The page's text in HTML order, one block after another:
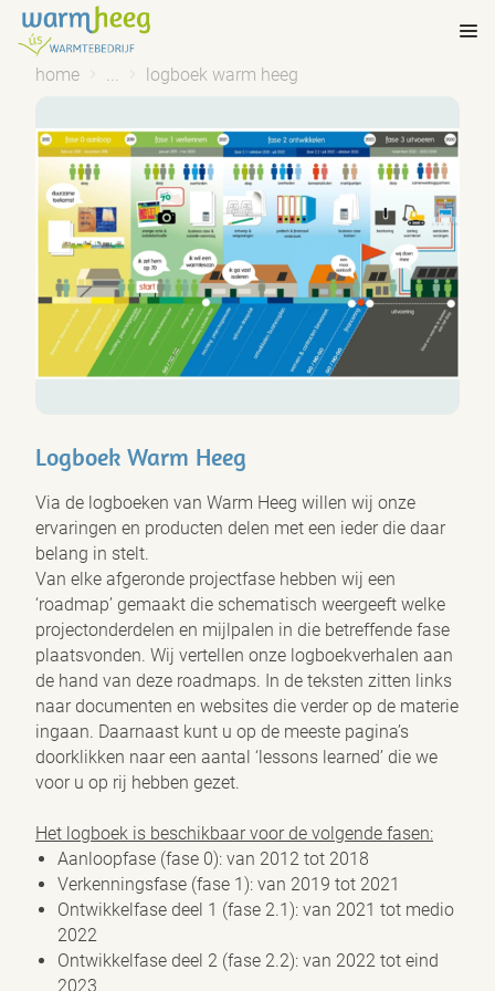
home logboek warm heeg
...
Logboek Warm Heeg
Via de logboeken van Warm Heeg willen wij onze
ervaringen en producten delen met een ieder die daar
belang in stelt.
Van elke afgeronde projectfase hebben wij een
‘roadmap’ gemaakt die schematisch weergeeft welke
projectonderdelen en mijlpalen in die betreffende fase
plaatsvonden. Wij vertellen onze logboekverhalen aan
de hand van deze roadmaps. In de teksten zitten links
naar documenten en websites die verder op de materie
ingaan. Daarnaast kunt u op de meeste pagina’s
doorklikken naar een aantal ‘lessons learned’ die we
voor u op rij hebben gezet.
Het logboek is beschikbaar voor de volgende fasen:
Aanloopfase (fase 0): van 2012 tot 2018
Verkenningsfase (fase 1): van 2019 tot 2021
Ontwikkelfase deel 1 (fase 2.1): van 2021 tot medio
2022
Ontwikkelfase deel 2 (fase 2.2): van 2022 tot eind
2023
Privacy opties
Dankzij cookies hoef je niet steeds dezelfde informatie in te voeren
wanneer je onze site bekijkt. Ze geven ons ook inzicht hoe je onze
site bekijkt. Zo kunnen wij deze steeds beter maken.
Functionele cookies zijn nodig om de website goed te laten
functioneren. Voor het opslaan van de privacy voorkeur, het
maken van een boeking en dergelijke acties zijn deze cookies
noodzakelijk.
Functionele cookies
Analytische cookies